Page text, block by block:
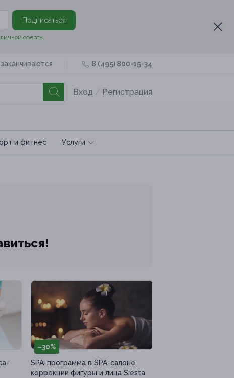
Подписаться
оферты
8 (495) 800-15-34
Вход / Регистрация
и фитнес Услуги
–30%
SPA-программа в SPA-салоне
коррекции фигуры и лица Siesta